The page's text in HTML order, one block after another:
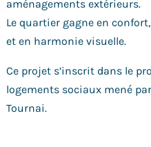
aménagements extérieurs.
Le quartier gagne en
et en harmonie visuelle.
Ce projet s’inscrit dans le
logements sociaux mené
Tournai.